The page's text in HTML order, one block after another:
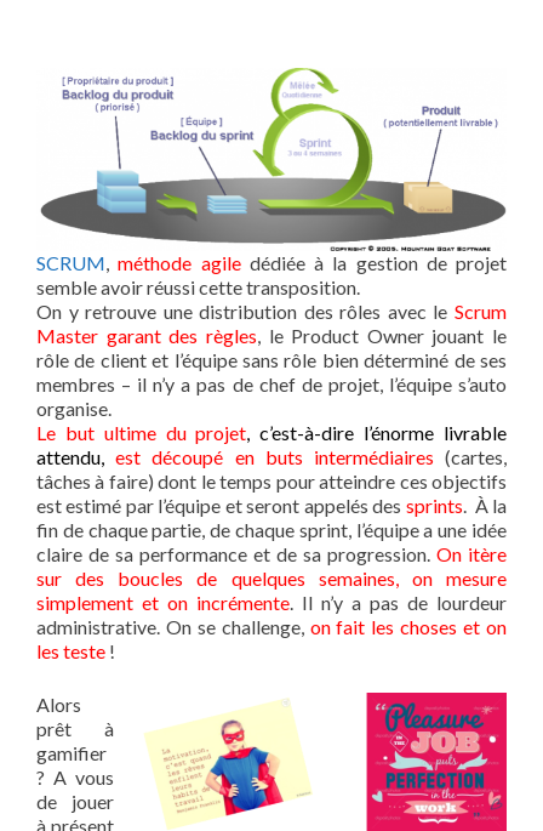
SCRUM,méthode agiledédiée à la gestion de projet
semble avoir réussi cette transposition.
On y retrouve une distribution des rôles avec le Scrum
Master garant des règles, le Product Owner jouant le
rôle de client et l’équipe sans rôle bien déterminé de ses
membres – il n’y a pas de chef de projet, l’équipe s’auto
organise.
Le but ultime du projet, c’est-à-dire l’énorme livrable
attendu, est découpé en buts intermédiaires (cartes,
tâches à faire) dont le temps pour atteindre ces objectifs
est estimé par l’équipe et seront appelés des sprints. À la
fin de chaque partie, de chaque sprint, l’équipe a une idée
claire de sa performance et de sa progression. On itère
sur des boucles de quelques semaines, on mesure
simplement et on incrémente. Il n’y a pas de lourdeur
administrative. On se challenge,on fait les choses et on
les teste !
Alors
prêt à
gamifier
? A vous
de jouer
à présent